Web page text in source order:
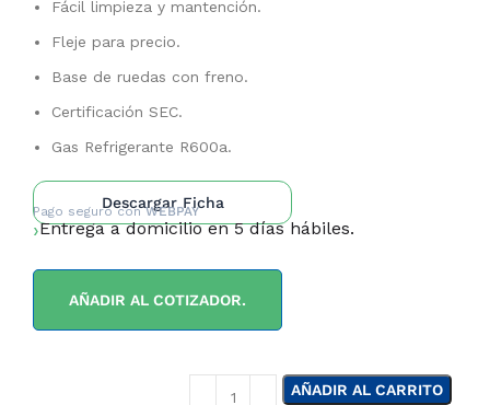
Fácil limpieza y mantención.
Fleje para precio.
Base de ruedas con freno.
Certificación SEC.
Gas Refrigerante R600a.
Descargar Ficha
Pago seguro conWEBPAY
Entrega a domicilio en 5 días hábiles.
AÑADIR AL COTIZADOR.
AÑADIR AL CARRITO